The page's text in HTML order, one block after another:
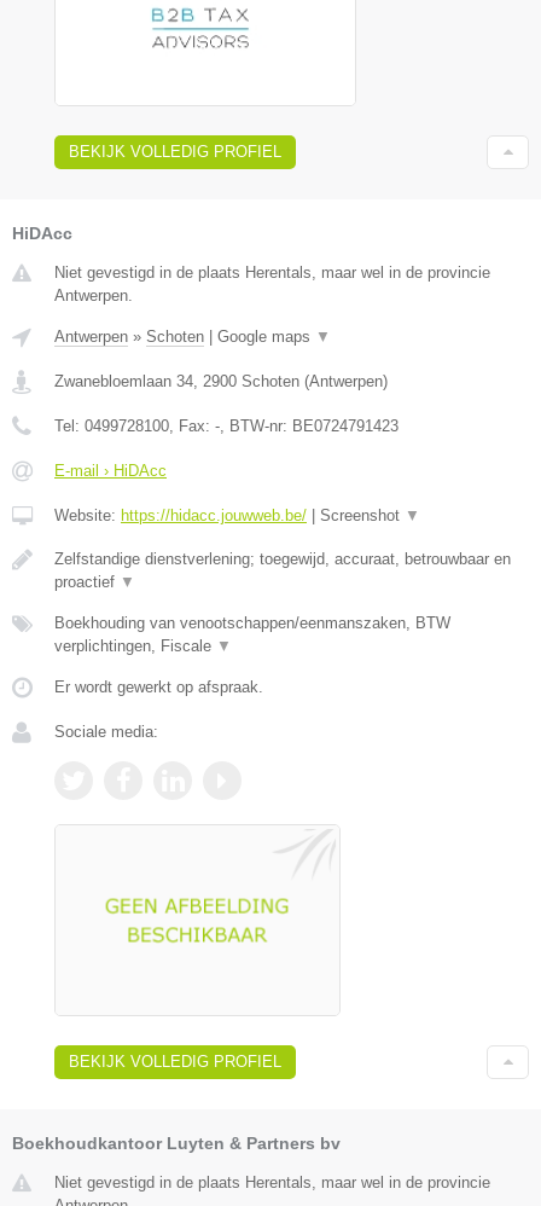
BEKIJK VOLLEDIG PROFIEL
HiDAcc
Niet gevestigd in de plaats Herentals, maar wel in de provincie
Antwerpen.
Antwerpen » Schoten Google maps ▼
Zwanebloemlaan 34, 2900 Schoten (Antwerpen)
Tel: 0499728100, Fax: -, BTW-nr: BE0724791423
E-mail › HiDAcc
Website: https://hidacc.jouwweb.be/ Screenshot ▼
Zelfstandige dienstverlening; toegewijd, accuraat, betrouwbaar en
proactief ▼
Boekhouding van venootschappen/eenmanszaken, BTW
verplichtingen, Fiscale ▼
Er wordt gewerkt op afspraak.
Sociale media:
BEKIJK VOLLEDIG PROFIEL
Boekhoudkantoor Luyten & Partners bv
Niet gevestigd in de plaats Herentals, maar wel in de provincie